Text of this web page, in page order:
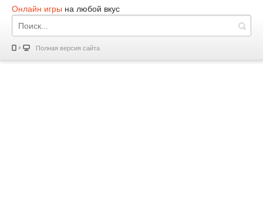
Онлайн игры на любой вкус
Полная версия сайта